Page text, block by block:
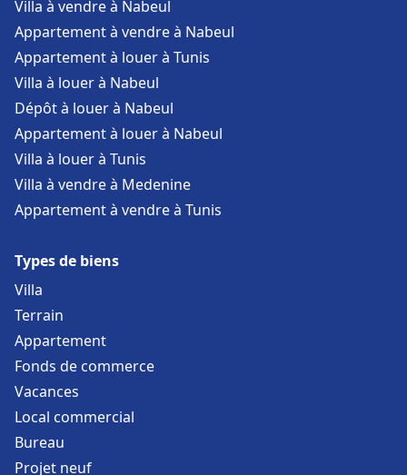
Villa à vendre à Nabeul
Appartement à vendre à Nabeul
Appartement à louer à Tunis
Villa à louer à Nabeul
Dépôt à louer à Nabeul
Appartement à louer à Nabeul
Villa à louer à Tunis
Villa à vendre à Medenine
Appartement à vendre à Tunis
Types de biens
Villa
Terrain
Appartement
Fonds de commerce
Vacances
Local commercial
Bureau
Projet neuf